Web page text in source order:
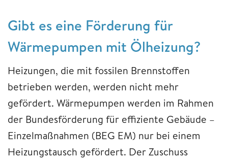
Gibt es eine Förderung für
Wärmepumpen mit Ölheizung?
Heizungen, die mit fossilen Brennstoffen
betrieben werden, werden nicht mehr
gefördert. Wärmepumpen werden im Rahmen
der Bundesförderung für effiziente Gebäude –
Einzelmaßnahmen (BEG EM) nur bei einem
Heizungstausch gefördert. Der Zuschuss